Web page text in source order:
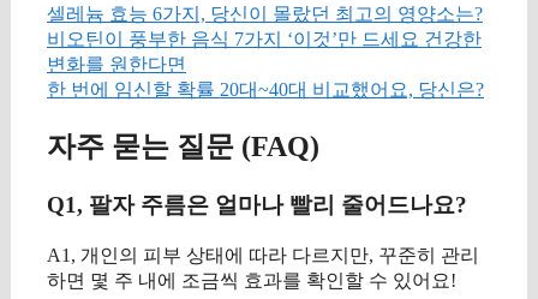
셀레늄 효능 6가지, 당신이 몰랐던 최고의 영양소는?
비오틴이 풍부한 음식 7가지 ‘이것’만 드세요 건강한
변화를 원한다면
한 번에 임신할 확률 20대~40대 비교했어요, 당신은?
자주 묻는 질문 (FAQ)
Q1, 팔자 주름은 얼마나 빨리 줄어드나요?
A1, 개인의 피부 상태에 따라 다르지만, 꾸준히 관리
하면 몇 주 내에 조금씩 효과를 확인할 수 있어요!